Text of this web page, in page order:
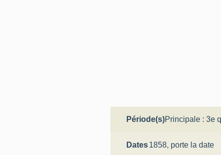
Période(s)Principale : 3e
Dates1858, porte la date